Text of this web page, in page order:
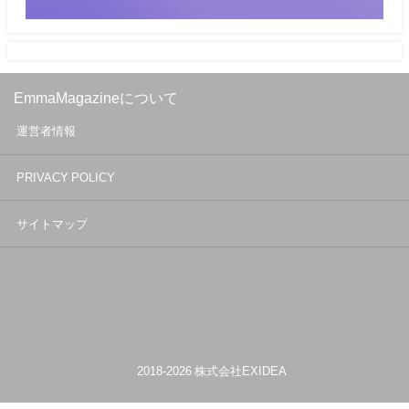
EmmaMagazineについて
運営者情報
PRIVACY POLICY
サイトマップ
© 2018-2026 株式会社EXIDEA